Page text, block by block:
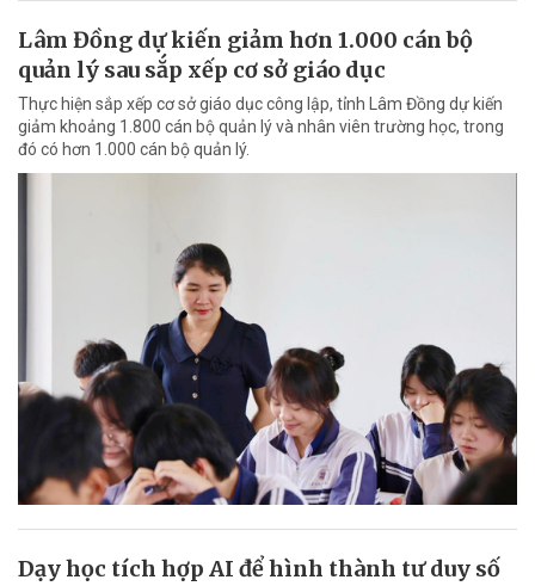
Lâm Đồng dự kiến giảm hơn 1.000 cán bộ
quản lý sau sắp xếp cơ sở giáo dục
Thực hiện sắp xếp cơ sở giáo dục công lập, tỉnh Lâm Đồng dự kiến
giảm khoảng 1.800 cán bộ quản lý và nhân viên trường học, trong
đó có hơn 1.000 cán bộ quản lý.
Dạy học tích hợp AI để hình thành tư duy số